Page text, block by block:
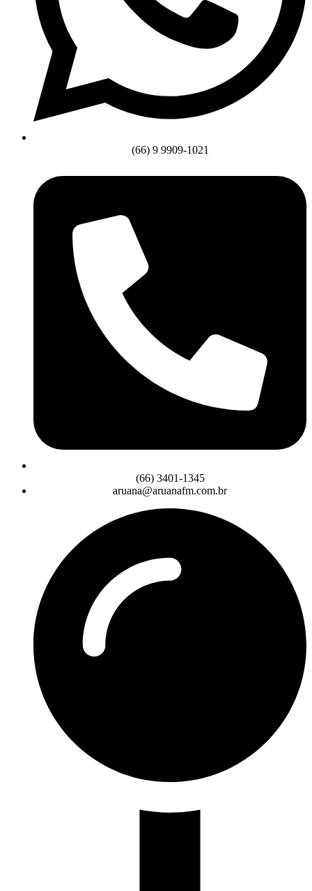
(66) 9 9909-1021
(66) 3401-1345
aruana@aruanafm.com.br